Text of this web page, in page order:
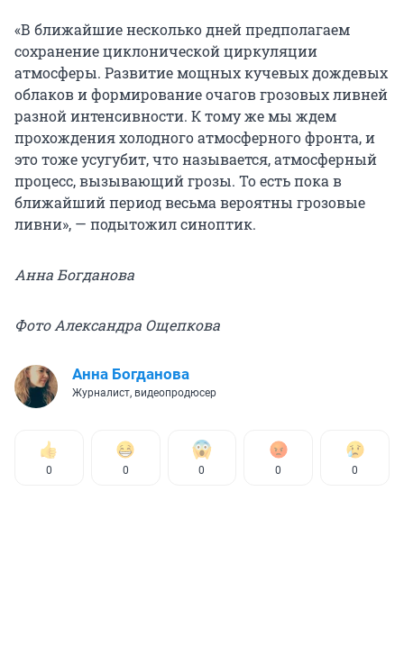
«В ближайшие несколько дней предполагаем
сохранение циклонической циркуляции
атмосферы. Развитие мощных кучевых дождевых
облаков и формирование очагов грозовых ливней
разной интенсивности. К тому же мы ждем
прохождения холодного атмосферного фронта, и
это тоже усугубит, что называется, атмосферный
процесс, вызывающий грозы. То есть пока в
ближайший период весьма вероятны грозовые
ливни», — подытожил синоптик.
Анна Богданова
Фото Александра Ощепкова
Анна Богданова
Журналист, видеопродюсер
0 0 0 0 0